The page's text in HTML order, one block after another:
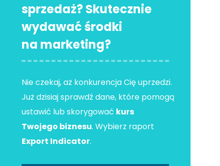
sprzedaż? Skutecznie
wydawać środki
na marketing?
Nie czekaj, aż konkurencja Cię uprzedzi.
Już dzisiaj sprawdź dane, które pomogą
ustawić lub skorygować kurs
Twojego biznesu. Wybierz raport
Export Indicator.